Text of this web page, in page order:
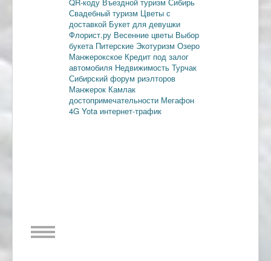
Свадебный туризм Цветы с
доставкой Букет для девушки
Флорист.ру Весенние цветы Выбор
букета Питерские Экотуризм Озеро
Манжерокское Кредит под залог
автомобиля Недвижимость Турчак
Сибирский форум риэлторов
Манжерок Камлак
достопримечательности Мегафон
4G Yota интернет-трафик